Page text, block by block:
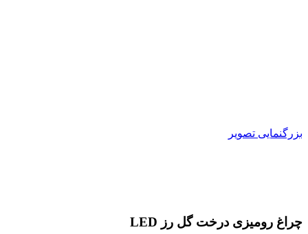
بزرگنمایی تصویر
چراغ رومیزی درخت گل رز LED